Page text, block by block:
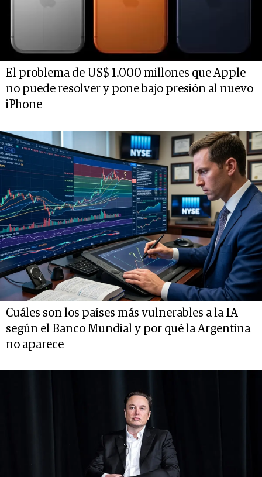
El problema de US$ 1.000 millones que Apple
no puede resolver y pone bajo presión al nuevo
iPhone
Cuáles son los países más vulnerables a la IA
según el Banco Mundial y por qué la Argentina
no aparece